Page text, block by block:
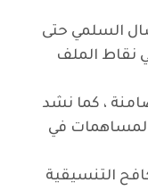
السلمي حتى
نقاط الملف
، كما نشد
في
التنسيقية